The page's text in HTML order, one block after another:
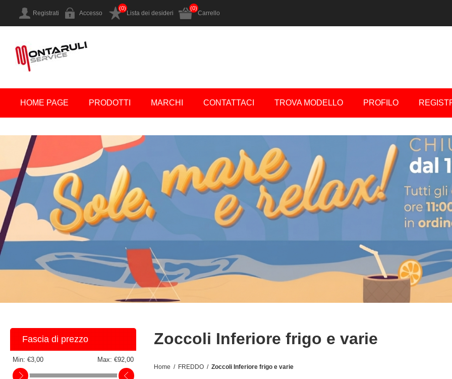
Registrati Accesso Lista dei desideri
(0)
Carrello
(0)
HOME PAGE PRODOTTI MARCHI CONTATTACI TROVA MODELLO PROFILO
Zoccoli Inferiore frigo e varie
Home / FREDDO / Zoccoli Inferiore frigo e varie
Fascia di prezzo
Min: €3,00 Max: €92,00